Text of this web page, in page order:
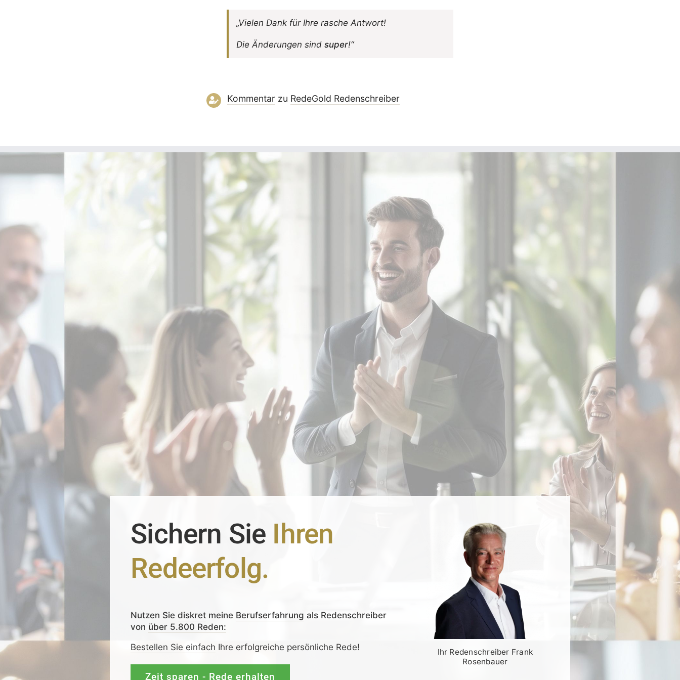
„Vielen Dank für Ihre rasche Antwort!
Die Ände­rungen sind super!“
Kommentarzu RedeGold Reden­schreiber
Sichern Sie Ihren
Redeerfolg.
Nutzen Siediskret meine Berufserfahrung als Redenschreiber
von über 5.800 Reden:
Bestellen Sie einfach Ihre erfolgreiche persönliche Rede!
Zeit sparen - Rede erhalten
Ihr Redenschreiber Frank
Rosenbauer